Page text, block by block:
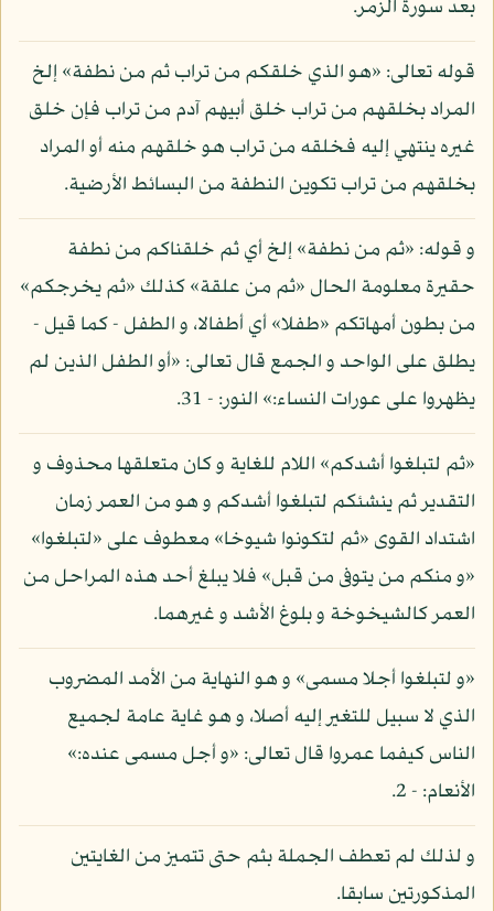
بعد سورة الزمر.
قوله تعالى: «هو الذي خلقكم من تراب ثم من نطفة» إلخ
المراد بخلقهم من تراب خلق أبيهم آدم من تراب فإن خلق
غيره ينتهي إليه فخلقه من تراب هو خلقهم منه أو المراد
بخلقهم من تراب تكوين النطفة من البسائط الأرضية.
و قوله: «ثم من نطفة» إلخ أي ثم خلقناكم من نطفة
حقيرة معلومة الحال «ثم من علقة» كذلك «ثم يخرجكم»
من بطون أمهاتكم «طفلا» أي أطفالا، و الطفل - كما قيل -
يطلق على الواحد و الجمع قال تعالى: «أو الطفل الذين لم
يظهروا على عورات النساء:» النور: - 31.
«ثم لتبلغوا أشدكم» اللام للغاية و كان متعلقها محذوف و
التقدير ثم ينشئكم لتبلغوا أشدكم و هو من العمر زمان
اشتداد القوى «ثم لتكونوا شيوخا» معطوف على «لتبلغوا»
«و منكم من يتوفى من قبل» فلا يبلغ أحد هذه المراحل من
العمر كالشيخوخة و بلوغ الأشد و غيرهما.
«و لتبلغوا أجلا مسمى» و هو النهاية من الأمد المضروب
الذي لا سبيل للتغير إليه أصلا، و هو غاية عامة لجميع
الناس كيفما عمروا قال تعالى: «و أجل مسمى عنده:»
الأنعام: - 2.
و لذلك لم تعطف الجملة بثم حتى تتميز من الغايتين
المذكورتين سابقا.